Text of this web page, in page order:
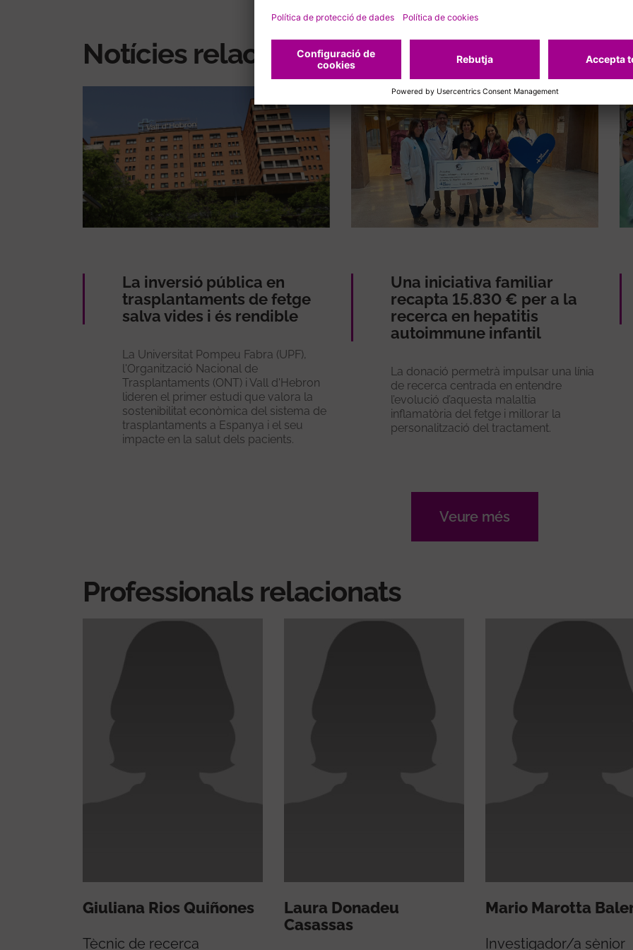
Notícies relacionades
La inversió pública en
trasplantaments de fetge
salva vides i és rendible
La Universitat Pompeu Fabra (UPF),
l'Organització Nacional de
Trasplantaments (ONT) i Vall d'Hebron
lideren el primer estudi que valora la
sostenibilitat econòmica del sistema de
trasplantaments a Espanya i el seu
impacte en la salut dels pacients.
Una iniciativa familiar
recapta 15.830 € per a la
recerca en hepatitis
autoimmune infantil
La donació permetrà impulsar una línia
de recerca centrada en entendre
l’evolució d’aquesta malaltia
inflamatòria del fetge i millorar la
personalització del tractament.
Veure més
Professionals relacionats
Giuliana Rios Quiñones
Tècnic de recerca
Laura Donadeu
Casassas
Mario Marotta
Investigador/a sènior